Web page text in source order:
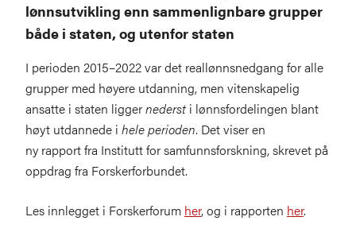
lønnsutvikling enn sammenlignbare grupper
både i staten, og utenfor staten
I perioden 2015–2022 var det reallønnsnedgang for alle
grupper med høyere utdanning, men vitenskapelig
ansatte i staten liggernederst i lønnsfordelingen blant
høyt utdannede i hele perioden. Det viser en
ny rapport fra Institutt for samfunnsforskning, skrevet på
oppdrag fra Forskerforbundet.
Les innlegget i Forskerforum her, og i rapporten her.